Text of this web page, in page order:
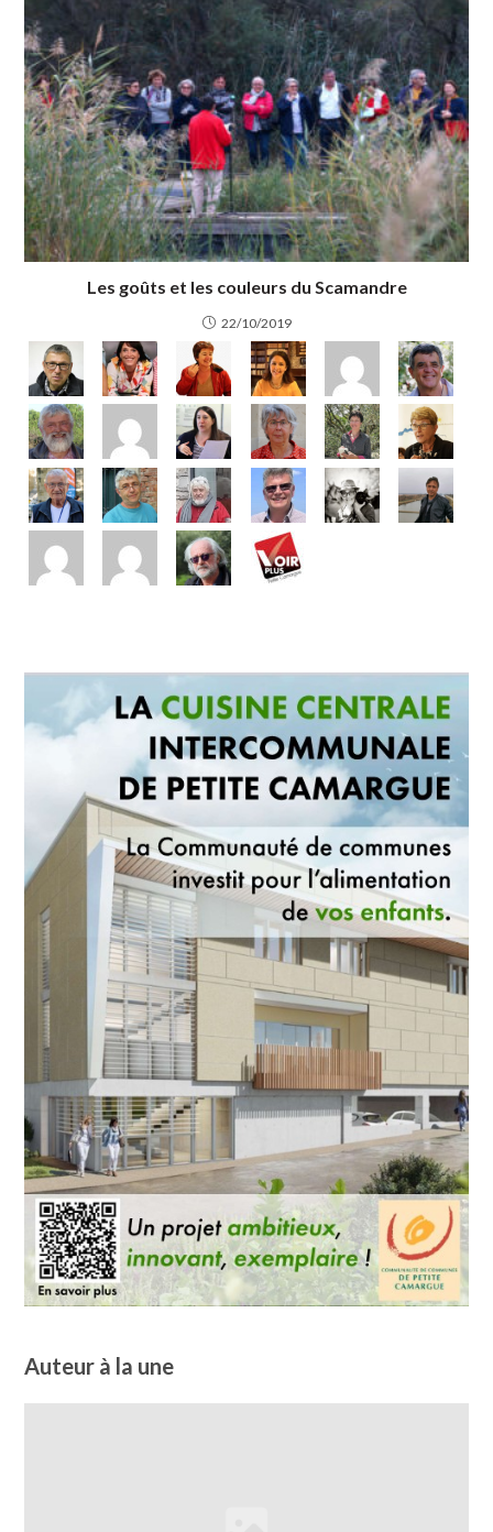
Les goûts et les couleurs du Scamandre
22/10/2019
Auteur à la une